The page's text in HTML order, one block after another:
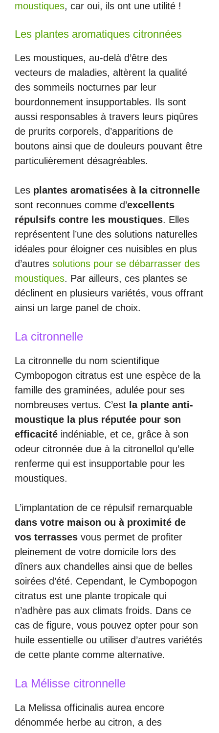
moustiques, car oui, ils ont une utilité !
Les plantes aromatiques citronnées
Les moustiques, au-delà d’être des
vecteurs de maladies, altèrent la qualité
des sommeils nocturnes par leur
bourdonnement insupportables. Ils sont
aussi responsables à travers leurs piqûres
de prurits corporels, d’apparitions de
boutons ainsi que de douleurs pouvant être
particulièrement désagréables.
Les plantes aromatisées à la citronnelle
sont reconnues comme d’excellents
répulsifs contre les moustiques. Elles
représentent l’une des solutions naturelles
idéales pour éloigner ces nuisibles en plus
d’autres solutions pour se débarrasser des
moustiques. Par ailleurs, ces plantes se
déclinent en plusieurs variétés, vous offrant
ainsi un large panel de choix.
La citronnelle
La citronnelle du nom scientifique
Cymbopogon citratus est une espèce de la
famille des graminées, adulée pour ses
nombreuses vertus. C’est la plante anti-
moustique la plus réputée pour son
efficacité indéniable, et ce, grâce à son
odeur citronnée due à la citronellol qu’elle
renferme qui est insupportable pour les
moustiques.
L’implantation de ce répulsif remarquable
dans votre maison ou à proximité de
vos terrasses vous permet de profiter
pleinement de votre domicile lors des
dîners aux chandelles ainsi que de belles
soirées d’été. Cependant, le Cymbopogon
citratus est une plante tropicale qui
n’adhère pas aux climats froids. Dans ce
cas de figure, vous pouvez opter pour son
huile essentielle ou utiliser d’autres variétés
de cette plante comme alternative.
La Mélisse citronnelle
La Melissa officinalis aurea encore
dénommée herbe au citron, a des